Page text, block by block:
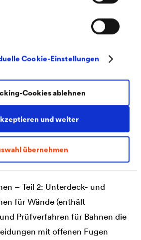
Cookie-Einstellungen
und weiter
übernehmen
Cookies ablehnen
von Unterdeck- und
– Teil 2: Unterdeck- und
für Wände (enthält
Prüfverfahren für Bahnen die
mit offenen Fugen